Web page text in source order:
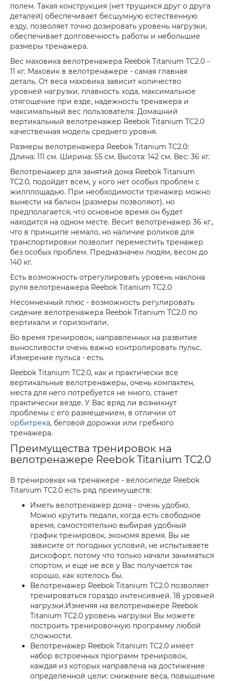
полем. Такая конструкция (нет трущихся друг о друга
деталей) обеспечивает бесшумную естественную
езду, позволяет точно дозировать уровень нагрузки,
обеспечивает долговечность работы и небольшие
размеры тренажера.
Вес маховика велотренажера Reebok Titanium TC2.0 -
11 кг. Маховик в велотренажере - самая главная
деталь. От веса маховика зависит количество
уровней нагрузки, плавность хода, максимальное
отягощение при езде, надежность тренажера и
максимальный вес пользователя. Домашний
вертикальный велотренажер Reebok Titanium TC2.0
качественная модель среднего уровня.
Размеры велотренажера Reebok Titanium TC2.0:
Длина: 111 см. Ширина: 55 см. Высота: 142 см. Вес: 36 кг.
Велотренажер для занятий дома Reebok Titanium
TC2.0, подойдет всем, у кого нет особых проблем с
жилплощадью. При необходимости тренажер можно
вынести на балкон (размеры позволяют), но
предполагается, что основное время он будет
находится на одном месте. Весит велотренажер 36 кг.,
что в принципе немало, но наличие роликов для
транспортировки позволит переместить тренажер
без особых проблем. Предназначен людям, весом до
140 кг.
Есть возможность отрегулировать уровень наклона
руля велотренажера Reebok Titanium TC2.0
Несомненный плюс - возможность регулировать
сидение велотренажера Reebok Titanium TC2.0 по
вертикали и горизонтали.
Во время тренировок, направленных на развитие
выносливости очень важно контролировать пульс.
Измерение пульса - есть.
Reebok Titanium TC2.0, как и практически все
вертикальные велотренажеры, очень компактен,
места для него потребуется не много, станет
практически везде. У Вас вряд ли возникнут
проблемы с его размещением, в отличии от
орбитрека, беговой дорожки или гребного
тренажера.
Преимущества тренировок на
велотренажере Reebok Titanium TC2.0
В тренировках на тренажере - велосипеде Reebok
Titanium TC2.0 есть ряд преимуществ:
Иметь велотренажер дома - очень удобно.
Можно крутить педали, когда есть свободное
время, самостоятельно выбирая удобный
график тренировок, экономя время. Вы не
зависите от погодных условий, не испытываете
дискофорт, потому что только начали заниматься
спортом, и еще не все у Вас получается так
хорошо, как хотелось бы.
Велотренажер Reebok Titanium TC2.0 позволяет
тренироваться гораздо интенсивней. 18 уровней
нагрузки.Изменяя на велотренажере Reebok
Titanium TC2.0 уровень нагрузки Вы можете
построить тренировочную программу любой
сложности.
Велотренажер Reebok Titanium TC2.0 имеет
набор встроенных программ тренировок,
каждая из которых направлена на достижение
определенной цели: снижение веса, повышение